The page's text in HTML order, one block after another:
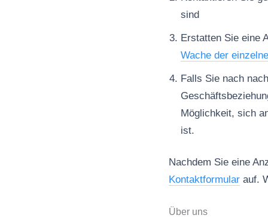
sind
Erstatten Sie eine
Wache der
Falls Sie nach
Möglichkeit, sich
ist.
Nachdem Sie eine
Kontaktformular auf.
Über uns